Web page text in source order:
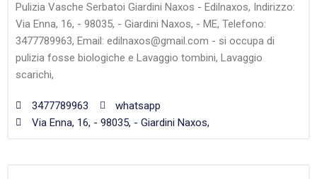
Pulizia Vasche Serbatoi Giardini Naxos - Edilnaxos, Indirizzo:
Via Enna, 16, - 98035, - Giardini Naxos, - ME, Telefono:
3477789963, Email: edilnaxos@gmail.com - si occupa di
pulizia fosse biologiche e Lavaggio tombini, Lavaggio
scarichi,
3477789963
whatsapp
Via Enna, 16, - 98035, - Giardini Naxos,